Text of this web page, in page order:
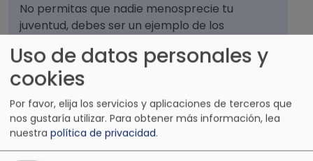
No permitas que nadie menosprecie tu
juventud, debes ser un ejemplo de los
en la caridad, en el espíritu, en la fe, en la
pureza.
1 Timoteo 4:12
Uso de datos personales y
cookies
Por favor, elija los servicios y aplicaciones de terceros que
nos gustaría utilizar. Para obtener más información, lea
nuestra política de privacidad.